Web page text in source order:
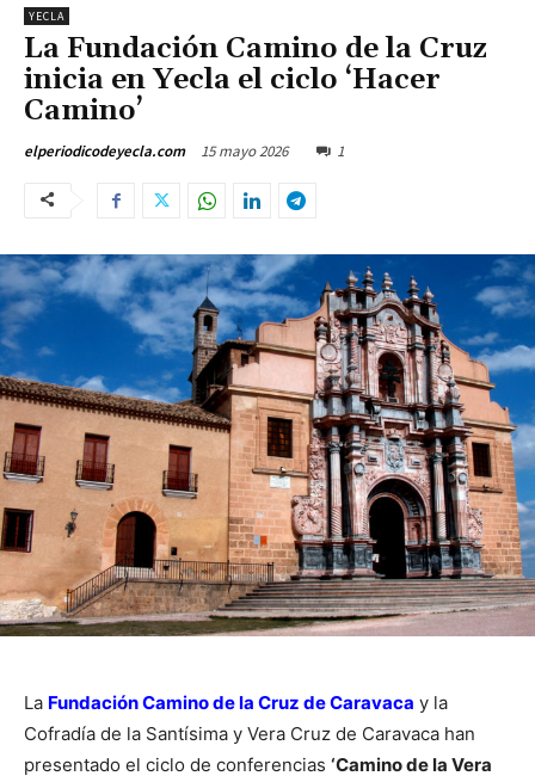
YECLA
La Fundación Camino de la Cruz
inicia en Yecla el ciclo ‘Hacer
Camino’
elperiodicodeyecla.com 15 mayo 2026 1
La Fundación Camino de la Cruz de Caravaca y la
Cofradía de la Santísima y Vera Cruz de Caravaca han
presentado el ciclo de conferencias ‘Camino de la Vera